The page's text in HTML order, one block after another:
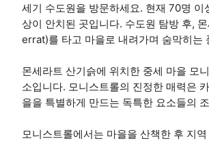
세기 수도원을 방문하세요. 현재 70명
상이 안치된 곳입니다. 수도원 탐방 후,
errat)를 타고 마을로 내려가며 숨막히는
몬세라트 산기슭에 위치한 중세 마을 모
소입니다. 모니스트롤의 진정한 매력은
을을 특별하게 만드는 독특한 요소들의
모니스트롤에서는 마을을 산책한 후 지